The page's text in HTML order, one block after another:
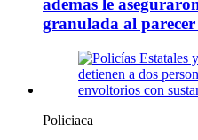
además le
granulada al
Policiaca